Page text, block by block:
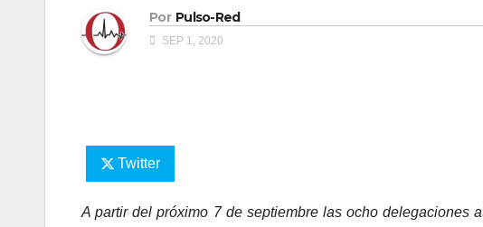
Por Pulso-Red
SEP 1, 2020
Twitter
A partir del próximo 7 de septiembre las ocho delegaciones